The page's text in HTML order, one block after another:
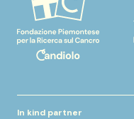
In kind partner